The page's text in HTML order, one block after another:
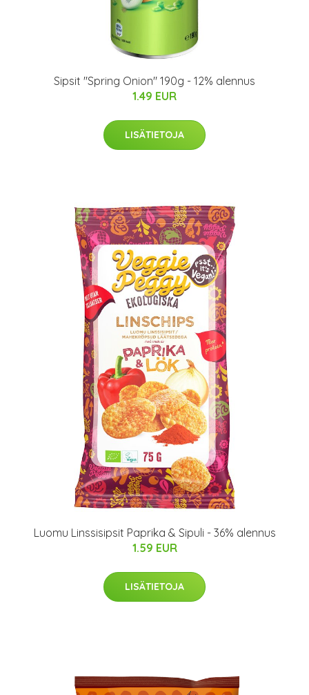
Sipsit "Spring Onion" 190g - 12% alennus
1.49 EUR
LISÄTIETOJA
Luomu Linssisipsit Paprika & Sipuli - 36% alennus
1.59 EUR
LISÄTIETOJA